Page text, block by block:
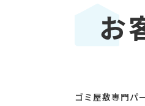
お
ゴミ屋敷専門パ